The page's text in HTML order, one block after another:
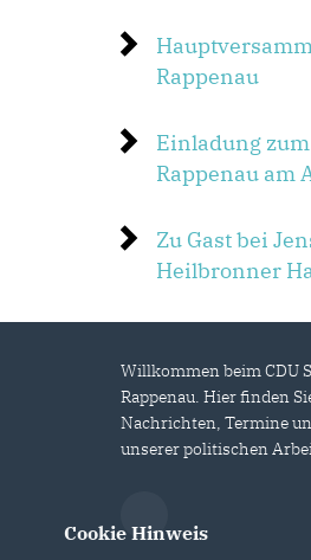
Rappenau
Einladung
Rappenau am
Zu Gast bei
Heilbronner
Willkommen beim CDU
Rappenau. Hier finden
Nachrichten, Termine
unserer politischen
Cookie Hinweis